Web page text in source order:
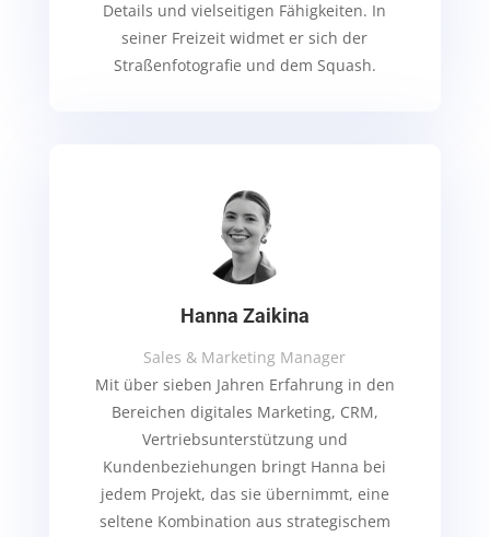
Details und vielseitigen Fähigkeiten. In
seiner Freizeit widmet er sich der
Straßenfotografie und dem Squash.
Hanna Zaikina
Sales & Marketing Manager
Mit über sieben Jahren Erfahrung in den
Bereichen digitales Marketing, CRM,
Vertriebsunterstützung und
Kundenbeziehungen bringt Hanna bei
jedem Projekt, das sie übernimmt, eine
seltene Kombination aus strategischem